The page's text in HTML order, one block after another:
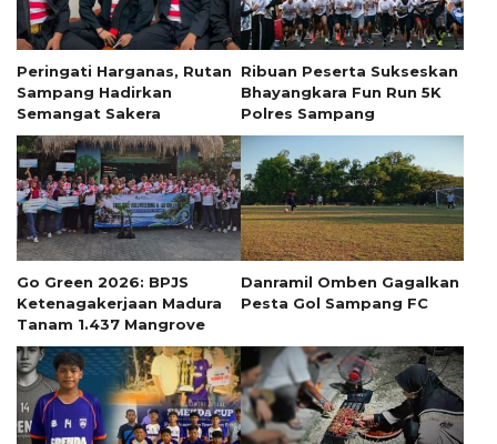
Peringati Harganas, Rutan
Sampang Hadirkan
Semangat Sakera
Ribuan Peserta Sukseskan
Bhayangkara Fun Run 5K
Polres Sampang
Go Green 2026: BPJS
Ketenagakerjaan Madura
Tanam 1.437 Mangrove
Danramil Omben Gagalkan
Pesta Gol Sampang FC